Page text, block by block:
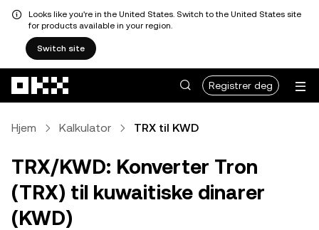
Looks like you're in the United States. Switch to the United States site
for products available in your region.
Switch site
Registrer deg
Hjem Kalkulator TRX til KWD
TRX/KWD: Konverter Tron
(TRX) til kuwaitiske dinarer
(KWD)